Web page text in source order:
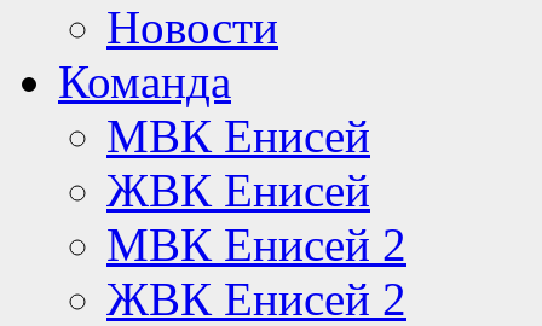
Новости
Команда
МВК Енисей
ЖВК Енисей
МВК Енисей 2
ЖВК Енисей 2